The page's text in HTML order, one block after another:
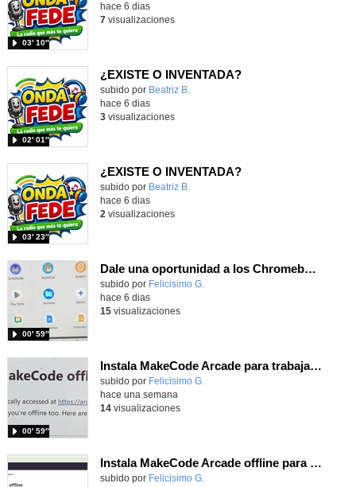
03′ 10″
hace 6 dias
7visualizaciones
¿EXISTE O INVENTADA?
Contenido educativo.
subido por Beatriz B.
02′ 01″
hace 6 dias
3visualizaciones
¿EXISTE O INVENTADA?
Contenido educativo.
subido por Beatriz B.
03′ 23″
hace 6 dias
2 visualizaciones
Dale una oportunidad a los Chromebooks y utiliza un proyector para realizar talleres si no tienes pantallas táctiles
Contenido educativo.
subido por Felicisimo G.
00′ 59″
hace 6 dias
15visualizaciones
Instala MakeCode Arcade para trabajar offline en tu tablet, ordenador, Chromebook
Contenido educativo.
subido por Felicisimo G.
00′ 59″
hace una semana
14visualizaciones
Instala MakeCode Arcade offline para programar grandes juegos sin necesidad de Internet
Contenido educativo.
subido por Felicisimo G.